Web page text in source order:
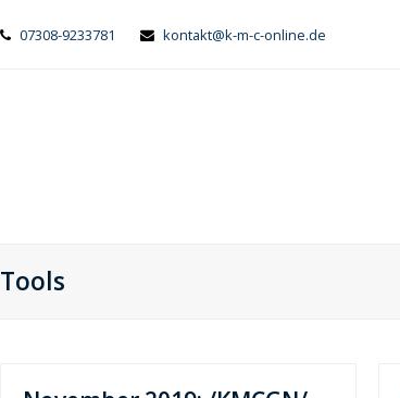
07308-9233781 kontakt@k-m-c-online.de
Tools